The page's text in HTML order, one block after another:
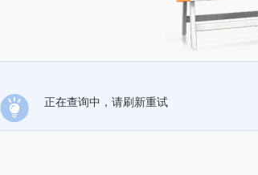
正在查询中，请刷新重试